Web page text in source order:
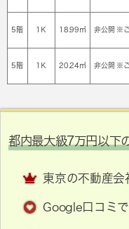
5階 1Ｋ 18.99㎡ 非公開 ※
5階 1Ｋ 20.24㎡ 非公開 ※
都内最大級7万円以下
東京の不動産会
Google口コミ